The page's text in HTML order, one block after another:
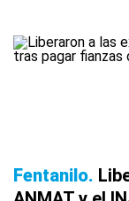
Fentanilo